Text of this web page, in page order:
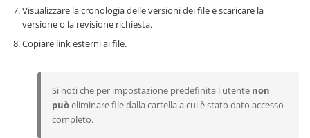
Visualizzare la cronologia delle versioni dei file e scaricare la
versione o la revisione richiesta.
Copiare link esterni ai file.
Si noti che per impostazione predefinita l'utente non
puòeliminare file dalla cartella a cui è stato dato accesso
completo.